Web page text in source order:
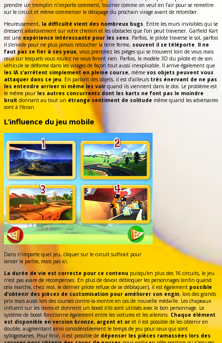
prendre un tremplin n’importe comment, tourner comme on veut en l’air pour se remettre
sur le circuit et même commencer le dérapage du prochain virage avant de retomber.
Heureusement, la difficulté vient des nombreux bugs. Entre les murs invisibles qui se
dressent aléatoirement sur votre chemin et les obstacles que l’on peut traverser. Garfield Kart
est uneexpérience intéressante pour les sens. Parfois, le pilote traverse le sol, parfois
il s’envole pour ne plus jamais retoucher la terre ferme, souvent il se téléporte. Il ne
faut pas se fier à ses yeux, vous prendrez les pièges qui se trouvent loin de vous mais
ceux sur lesquels vous roulez ne vous feront rien. Parfois, le modèle 3D du pilote et de son
véhicule se déforme dans les virages de façon tout aussi inexplicable. Il arrive également que
les IA s’arrêtent simplement en pleine course, même vos objets peuvent vous
attaquer dans ce jeu. En parlant des objets, il est d’ailleurs très énervant de ne pas
les entendre arriver ni même les voir quand ils viennent dans le dos. Le problème est
le même pour les autres concurrents dont les karts ne font pas le moindre
bruitdonnant au tout un étrange sentiment de solitude même quand les adversaires
sont à l’écran.
L’influence du jeu mobile
Dans n’importe quel jeu, cliquer sur le circuit suffirait pour
lancer la partie, mais pas ici.
La durée de vie est correcte pour ce contenu puisqu’en plus des 16 circuits, le jeu
n’est pas avare de récompenses. En plus de devoir débloquer les personnages (enfin quand
cela marche, chez moi, le dernier pilote refuse de se débloquer), il est également possible
d’obtenir des pièces de customisation pour améliorer son engin, lors des grands
prix mais aussi lors des courses contre-la-montre en cas de nouvelle médaille. Les chapeaux
influent sur les items et donnent un boost s’ils sont utilisés avec le bon personnage. Le
système de boost fonctionne également entre les voitures et les ailerons.Chaque élément
est disponible en version bronze, argent et or et il est possible de les obtenir en
double, augmentant ainsi considérablement le temps de jeu pour ceux qui sont
syllogomanes. Pour finir, il est possible de dépenser les pièces ramassées lors des